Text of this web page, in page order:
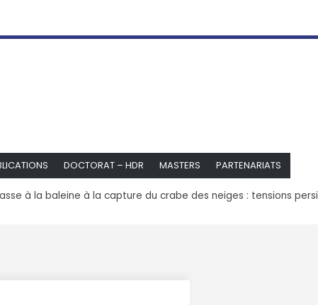
DOCTORAT – HDR MASTERS PARTENARIATS
à la baleine à la capture du crabe des neiges : tensions